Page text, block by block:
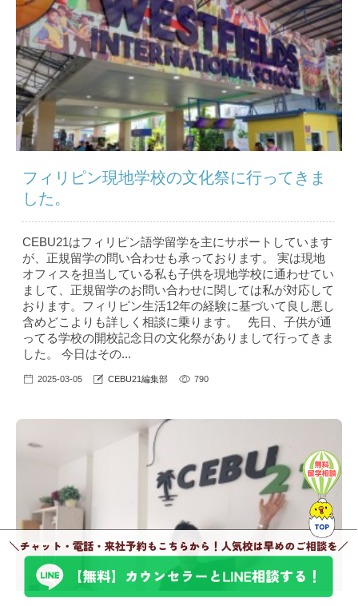
フィリピン現地学校の文化祭に行ってきま
した。
CEBU21はフィリピン語学留学を主にサポートしています
が、正規留学の問い合わせも承っております。 実は現地
オフィスを担当している私も子供を現地学校に通わせてい
まして、正規留学のお問い合わせに関しては私が対応して
おります。フィリピン生活12年の経験に基づいて良し悪し
含めどこよりも詳しく相談に乗ります。 先日、子供が通
ってる学校の開校記念日の文化祭がありまして行ってきま
した。 今日はその...
2025-03-05 CEBU21編集部 790